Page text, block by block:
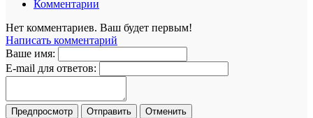
Комментарии
Нет комментариев. Ваш будет первым!
Написать комментарий
Ваше имя:
E-mail для ответов: